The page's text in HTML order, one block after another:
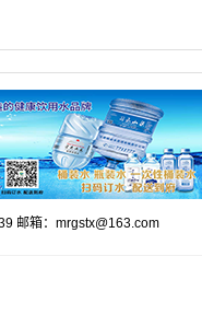
邮箱：mrgstx@163.com